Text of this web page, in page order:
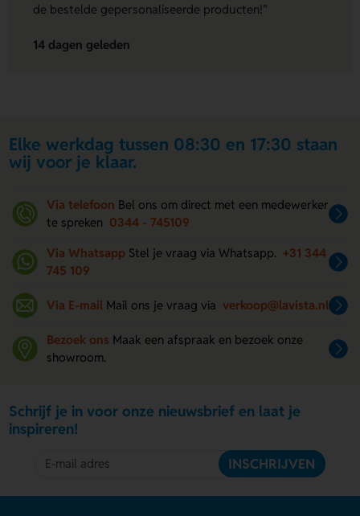
de bestelde gepersonaliseerde producten!"
14 dagen geleden
Elke werkdag tussen 08:30 en 17:30 staan
wij voor je klaar.
Via telefoon Bel ons om direct met een medewerker
te spreken 0344 - 745109
Via Whatsapp Stel je vraag via Whatsapp. +31 344
745 109
Via E-mail Mail ons je vraag via verkoop@lavista.nl
Bezoek ons Maak een afspraak en bezoek onze
showroom.
Schrijf je in voor onze nieuwsbrief en laat je
inspireren!
INSCHRIJVEN